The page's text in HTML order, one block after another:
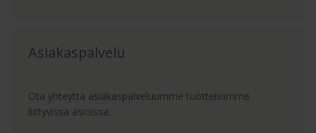
Asiakaspalvelu
Ota yhteyttä asiakaspalveluumme tuotteisiimme
liittyvissä asioissa.